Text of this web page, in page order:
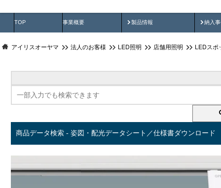
TOP 事業概要 製品情報
製品動画 納入
納
アイリスオーヤマ 法人のお客様 LED照明 店舗用照明 LEDスポ
商品データ検索 - 姿図・配光データシート／仕様書ダウンロード